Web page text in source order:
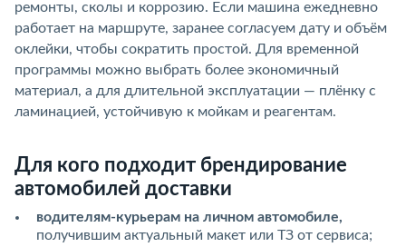
ремонты, сколы и коррозию. Если машина ежедневно
работает на маршруте, заранее согласуем дату и объём
оклейки, чтобы сократить простой. Для временной
программы можно выбрать более экономичный
материал, а для длительной эксплуатации — плёнку с
ламинацией, устойчивую к мойкам и реагентам.
Для кого подходит брендирование
автомобилей доставки
водителям-курьерам на личном автомобиле,
получившим актуальный макет или ТЗ от сервиса;